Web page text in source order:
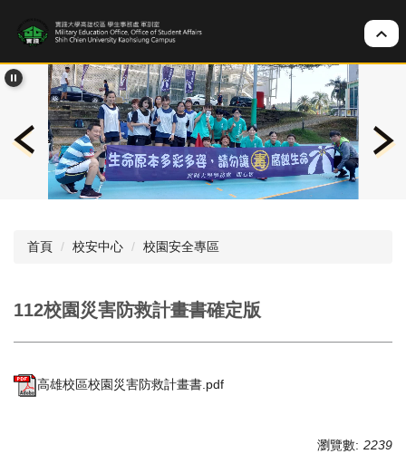
到
要
內
首頁 校安中心 校園安全專區
112校園災害防救計畫書確定版
高雄校區校園災害防救計畫書.pdf
瀏覽數: 2239